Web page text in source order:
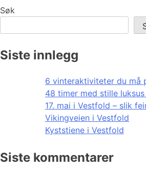
Søk
Siste innlegg
6 vinteraktiviteter du må
48 timer med stille luksus
17. mai i Vestfold – slik
Vikingveien i Vestfold
Kyststiene i Vestfold
Siste kommentarer